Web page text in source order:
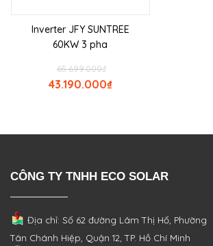
Inverter JFY SUNTREE
60KW 3 pha
₫
65.699.000
₫
43.190.000
CÔNG TY TNHH ECO SOLAR
Địa chỉ: Số 62 đường Lâm Thị Hố, Phường
Tân Chánh Hiệp, Quận 12, TP. Hồ Chí Minh